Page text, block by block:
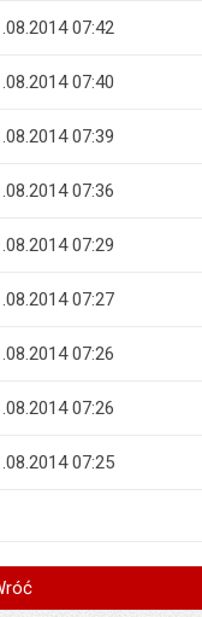
07:42
07:40
07:39
07:36
07:29
07:27
07:26
07:26
07:25